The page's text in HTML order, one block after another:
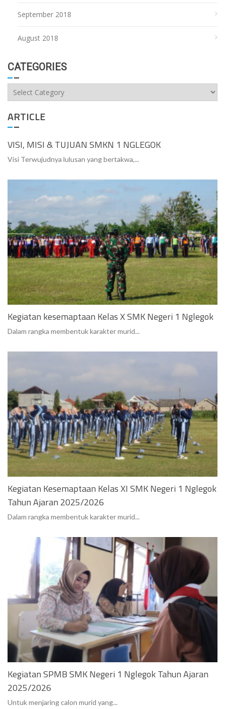
September 2018
August 2018
CATEGORIES
Categories
ARTICLE
VISI, MISI & TUJUAN SMKN 1 NGLEGOK
Visi Terwujudnya lulusan yang bertakwa,...
Kegiatan kesemaptaan Kelas X SMK Negeri 1 Nglegok
Dalam rangka membentuk karakter murid...
Kegiatan Kesemaptaan Kelas XI SMK Negeri 1 Nglegok
Tahun Ajaran 2025/2026
Dalam rangka membentuk karakter murid...
Kegiatan SPMB SMK Negeri 1 Nglegok Tahun Ajaran
2025/2026
Untuk menjaring calon murid yang...